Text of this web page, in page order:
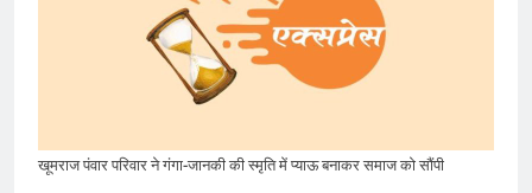
खूमराज पंवार परिवार ने गंगा-जानकी की स्मृति में प्याऊ बनाकर समाज को सौंपी